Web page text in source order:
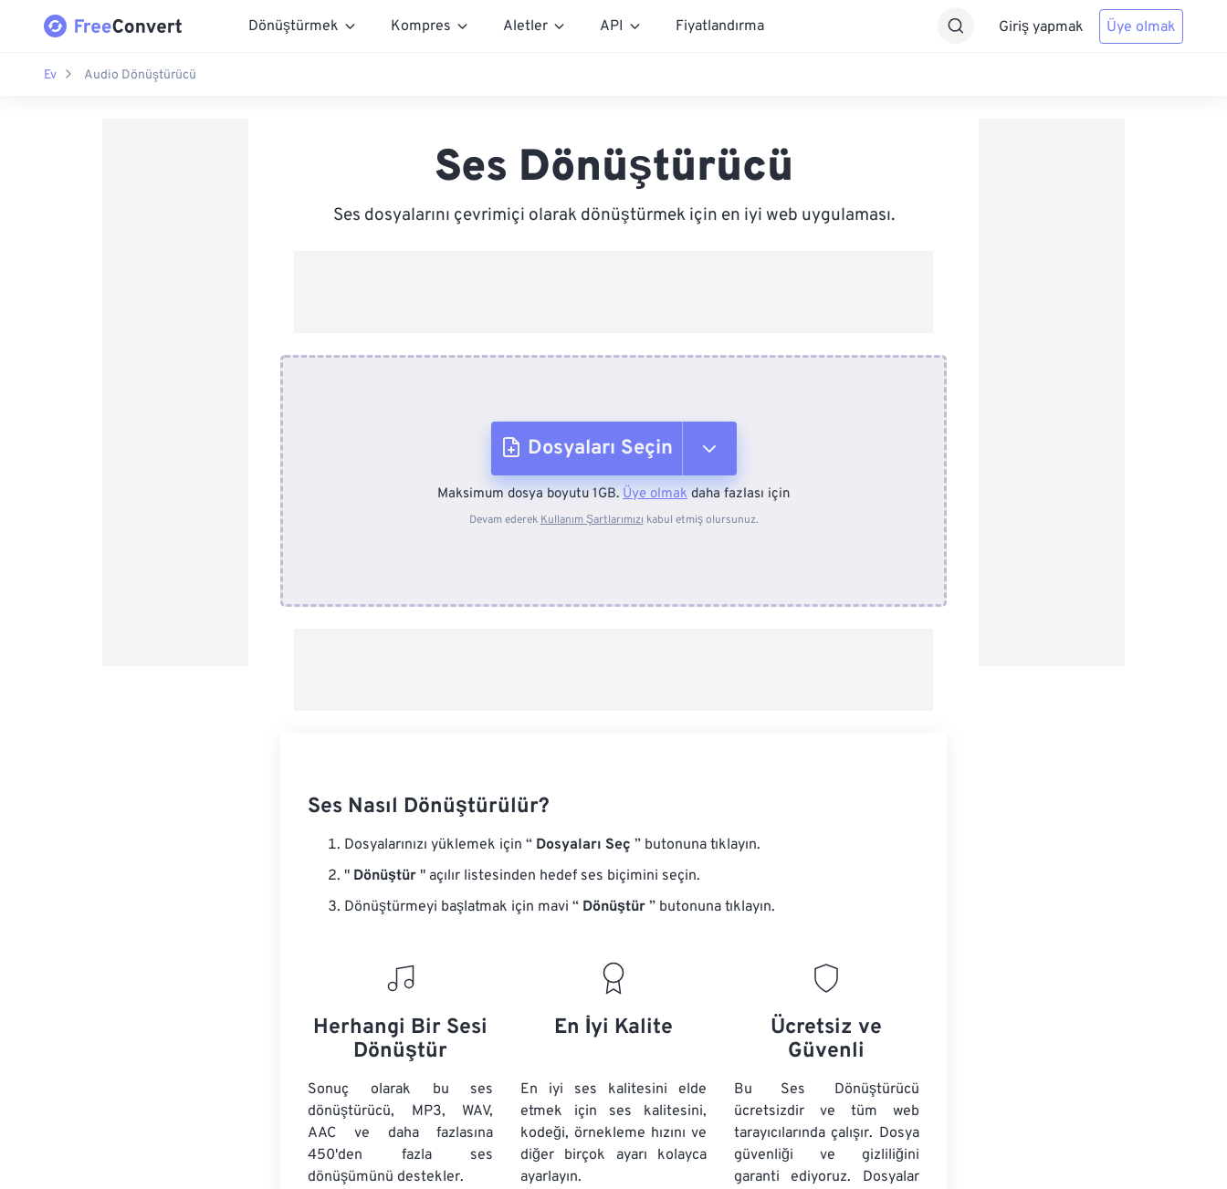
Dönüştürmek Kompres Aletler API Fiyatlandırma Giriş yapmak Üye olmak
Ev Audio Dönüştürücü
Ses Dönüştürücü
Ses dosyalarını çevrimiçi olarak dönüştürmek için en iyi web uygulaması.
Dosyaları Seçin
Cihazdan
Maksimum dosya boyutu 1GB. Üye olmak daha fazlası için
Devam ederek Kullanım Şartlarımızı kabul etmiş olursunuz.
Ses Nasıl Dönüştürülür?
Dosyalarınızı yüklemek için “ Dosyaları Seç ” butonuna tıklayın.
" Dönüştür " açılır listesinden hedef ses biçimini seçin.
Dönüştürmeyi başlatmak için mavi “ Dönüştür ” butonuna tıklayın.
Herhangi Bir Sesi
Dönüştür
Sonuç olarak bu ses
dönüştürücü, MP3, WAV,
AAC ve daha fazlasına
450'den fazla ses
dönüşümünü destekler.
En İyi Kalite
En iyi ses kalitesini elde
etmek için ses kalitesini,
kodeği, örnekleme hızını ve
diğer birçok ayarı kolayca
ayarlayın.
Ücretsiz ve
Güvenli
Bu Ses Dönüştürücü
ücretsizdir ve tüm web
tarayıcılarında çalışır. Dosya
güvenliği ve gizliliğini
garanti ediyoruz. Dosyalar